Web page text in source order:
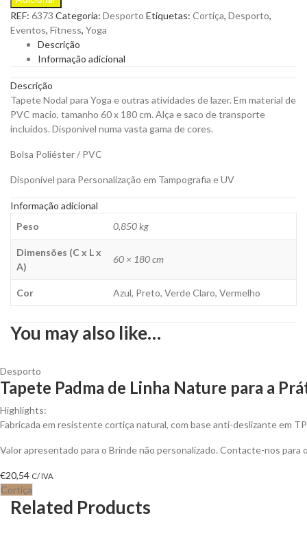
para
Yoga
e
Outras
Atividades
Lazer
em
PVC
para
Personalizar
REF: 6373 Categoria: Desporto Etiquetas: Cortiça, Desporto,
Eventos, Fitness, Yoga
Descrição
Informação adicional
Descrição
Tapete Nodal para Yoga e outras atividades de lazer. Em material de
PVC macio, tamanho 60 x 180 cm. Alça e saco de transporte
incluídos. Disponível numa vasta gama de cores.
Bolsa Poliéster / PVC
Disponível para Personalização em Tampografia e UV
Informação adicional
Peso
0,850 kg
Dimensões (C x L x
A)
60 × 180 cm
Cor Azul, Preto, Verde Claro, Vermelho
You may also like…
Desporto
Tapete Padma de Linha Nature para a
Highlights:
Fabricada em resistente cortiça natural, com base anti-deslizante em
Valor apresentado para o Brinde não personalizado. Contacte-nos
€20,54 C/ IVA
Cortiça
Related Products